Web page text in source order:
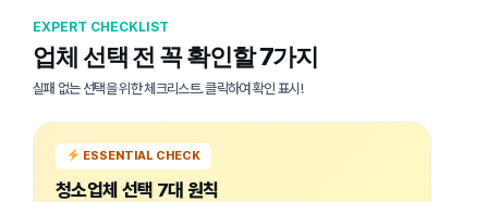
EXPERT CHECKLIST
업체 선택 전 꼭 확인할 7가지
실패 없는 선택을 위한 체크리스트. 클릭하여 확인 표시!
ESSENTIAL CHECK
청소업체 선택 7대 원칙